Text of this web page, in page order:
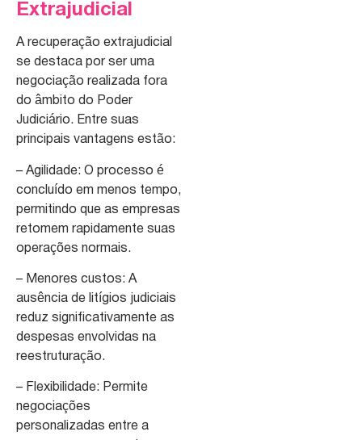
Extrajudicial
A recuperação extrajudicial
se destaca por ser uma
negociação realizada fora
do âmbito do Poder
Judiciário. Entre suas
principais vantagens estão:
– Agilidade: O processo é
concluído em menos tempo,
permitindo que as empresas
retomem rapidamente suas
operações normais.
– Menores custos: A
ausência de litígios judiciais
reduz significativamente as
despesas envolvidas na
reestruturação.
– Flexibilidade: Permite
negociações
personalizadas entre a